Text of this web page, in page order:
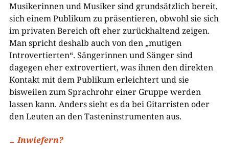
Musikerinnen und Musiker sind grundsätzlich bereit,
sich einem Publikum zu präsentieren, obwohl sie sich
im privaten Bereich oft eher zurückhaltend zeigen.
Man spricht deshalb auch von den „mutigen
Introvertierten“. Sängerinnen und Sänger sind
dagegen eher extrovertiert, was ihnen den direkten
Kontakt mit dem Publikum erleichtert und sie
bisweilen zum Sprachrohr einer Gruppe werden
lassen kann. Anders sieht es da bei Gitarristen oder
den Leuten an den Tasteninstrumenten aus.
Inwiefern?